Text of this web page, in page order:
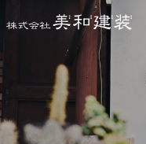
お家をきれいに
会社をきれいに
クリーニング